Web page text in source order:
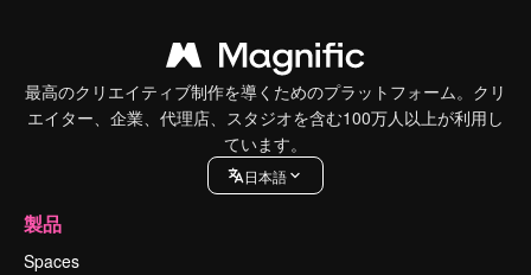
最高のクリエイティブ制作を導くためのプラットフォーム。クリ
エイター、企業、代理店、スタジオを含む100万人以上が利用し
ています。
日本語
製品
Spaces